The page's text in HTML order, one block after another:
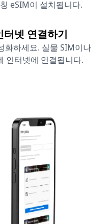
eSIM이 설치됩니다.
넷 연결하기
화하세요. 실물 SIM이나
인터넷에 연결됩니다.